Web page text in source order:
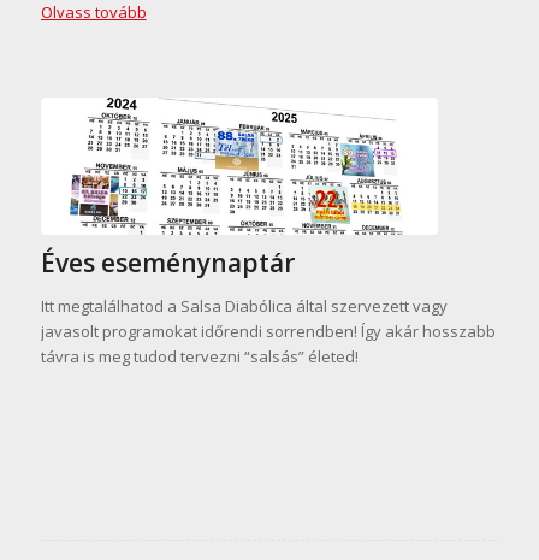
Olvass tovább
Éves eseménynaptár
Itt megtalálhatod a Salsa Diabólica által szervezett vagy
javasolt programokat időrendi sorrendben! Így akár hosszabb
távra is meg tudod tervezni “salsás” életed!